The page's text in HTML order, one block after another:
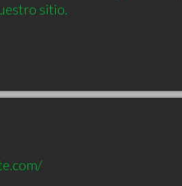
sitio.